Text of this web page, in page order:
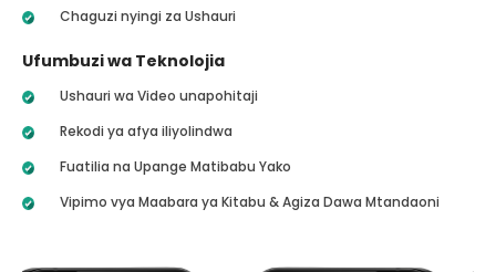
Chaguzi nyingi za Ushauri
Ufumbuzi wa Teknolojia
Ushauri wa Video unapohitaji
Rekodi ya afya iliyolindwa
Fuatilia na Upange Matibabu Yako
Vipimo vya Maabara ya Kitabu & Agiza Dawa Mtandaoni